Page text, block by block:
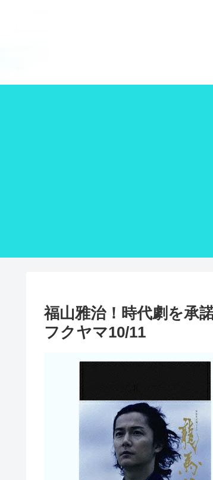
福山雅治！時代劇を承
フクヤマ10/11